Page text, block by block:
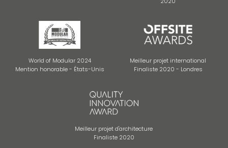
World of Modular 2024
Mention honorable - États-Unis
Meilleur projet international
Finaliste 2020 - Londres
Meilleur projet d'architecture
Finaliste 2020